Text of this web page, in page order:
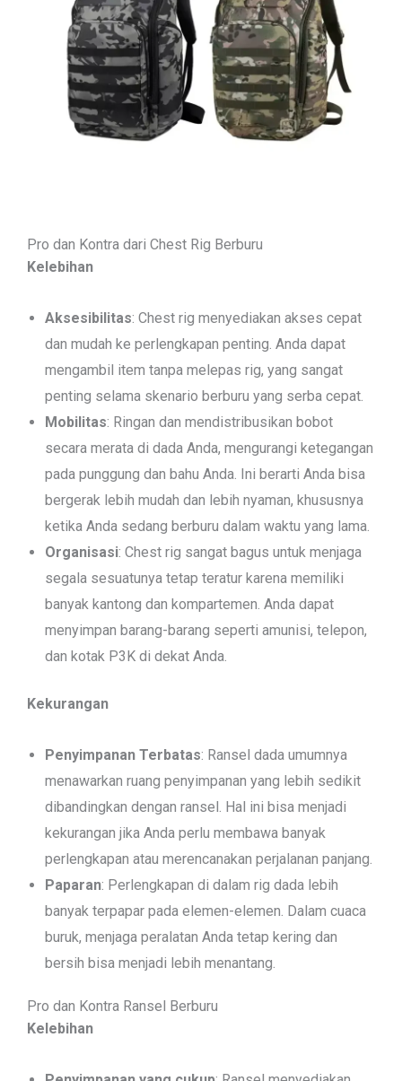
Pro dan Kontra dari Chest Rig Berburu
Kelebihan
Aksesibilitas: Chest rig menyediakan akses cepat
dan mudah ke perlengkapan penting. Anda dapat
mengambil item tanpa melepas rig, yang sangat
penting selama skenario berburu yang serba cepat.
Mobilitas: Ringan dan mendistribusikan bobot
secara merata di dada Anda, mengurangi ketegangan
pada punggung dan bahu Anda. Ini berarti Anda bisa
bergerak lebih mudah dan lebih nyaman, khususnya
ketika Anda sedang berburu dalam waktu yang lama.
Organisasi: Chest rig sangat bagus untuk menjaga
segala sesuatunya tetap teratur karena memiliki
banyak kantong dan kompartemen. Anda dapat
menyimpan barang-barang seperti amunisi, telepon,
dan kotak P3K di dekat Anda.
Kekurangan
Penyimpanan Terbatas: Ransel dada umumnya
menawarkan ruang penyimpanan yang lebih sedikit
dibandingkan dengan ransel. Hal ini bisa menjadi
kekurangan jika Anda perlu membawa banyak
perlengkapan atau merencanakan perjalanan panjang.
Paparan: Perlengkapan di dalam rig dada lebih
banyak terpapar pada elemen-elemen. Dalam cuaca
buruk, menjaga peralatan Anda tetap kering dan
bersih bisa menjadi lebih menantang.
Pro dan Kontra Ransel Berburu
Kelebihan